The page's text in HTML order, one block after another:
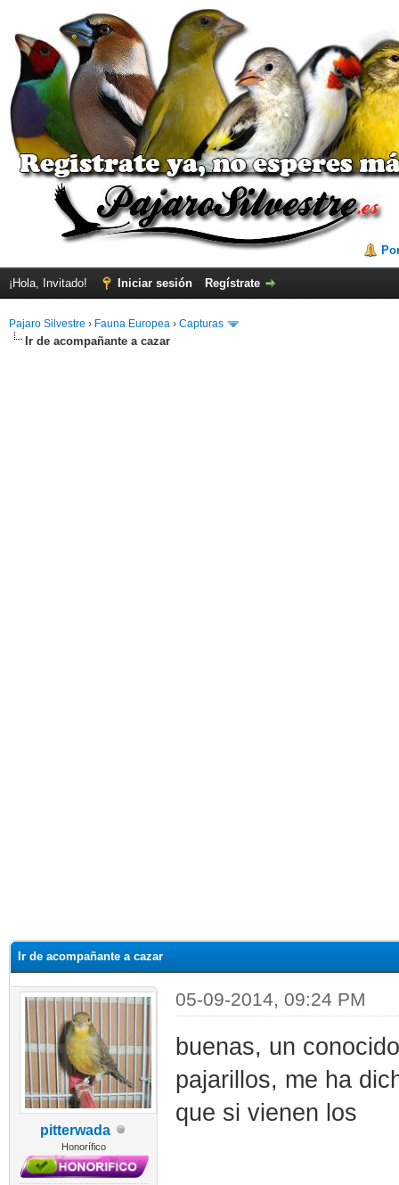
¡Hola, Invitado! Iniciar sesión Regístrate
Pajaro Silvestre › Fauna Europea › Capturas
Ir de acompañante a cazar
Ir de acompañante a cazar
pitterwada
Honorífico
05-09-2014, 09:24 PM
buenas, un
pajarillos, me ha
que si vienen los